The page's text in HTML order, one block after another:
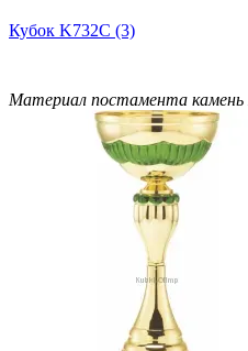
Кубок K732C (3)
Материал постамента камень